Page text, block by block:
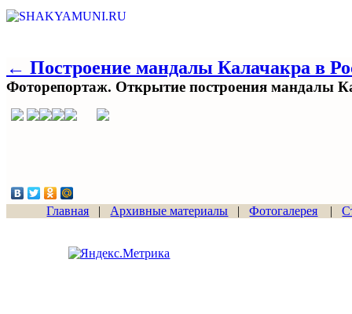
← Построение мандалы Калачакра в
Фоторепортаж. Открытие построения мандалы
Главная | Архивные материалы |Фотогалерея |